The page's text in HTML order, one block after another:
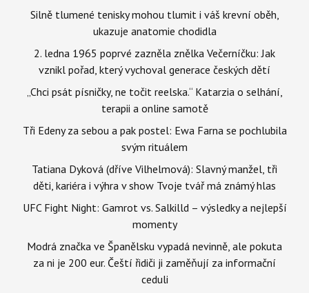
Silně tlumené tenisky mohou tlumit i váš krevní oběh,
ukazuje anatomie chodidla
2. ledna 1965 poprvé zazněla znělka Večerníčku: Jak
vznikl pořad, který vychoval generace českých dětí
„Chci psát písničky, ne točit reelska.“ Katarzia o selhání,
terapii a online samotě
Tři Edeny za sebou a pak postel: Ewa Farna se pochlubila
svým rituálem
Tatiana Dyková (dříve Vilhelmová): Slavný manžel, tři
děti, kariéra i výhra v show Tvoje tvář má známý hlas
UFC Fight Night: Gamrot vs. Salkilld – výsledky a nejlepší
momenty
Modrá značka ve Španělsku vypadá nevinně, ale pokuta
za ni je 200 eur. Čeští řidiči ji zaměňují za informační
ceduli